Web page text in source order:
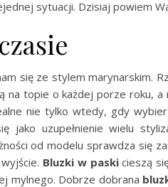
sytuacji. Dzisiaj powiem
się ze stylem marynarskim.
na topie o każdej porze roku,
nie tylko wtedy, gdy
jako uzupełnienie wielu
od modelu sprawdza się
Bluzki w paskicieszą
mylnego. Dobrze dobrana